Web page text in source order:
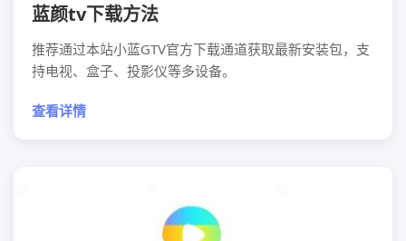
蓝颜tv下载方法
推荐通过本站小蓝GTV官方下载通道获取最新安装包，支
持电视、盒子、投影仪等多设备。
查看详情